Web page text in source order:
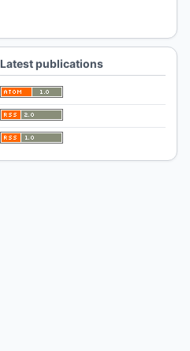
Latest publications